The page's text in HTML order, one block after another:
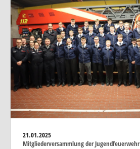
21.01.2025
Mitgliederversammlung der Jugendfeuerwehr